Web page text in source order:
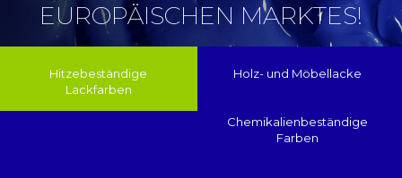
EUROPÄISCHEN MARKTES!
Hitzebeständige
Lackfarben
Holz- und Möbellacke
Chemikalienbeständige
Farben